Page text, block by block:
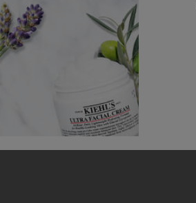
ml (deluxe vzorka)
(plná veľkosť)